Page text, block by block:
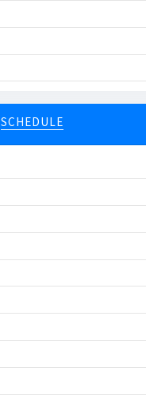
SCHEDULE